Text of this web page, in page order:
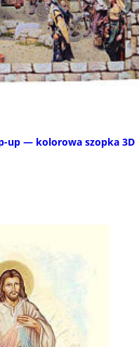
up — kolorowa szopka 3D